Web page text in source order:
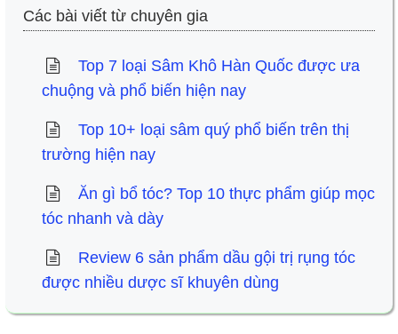
Các bài viết từ chuyên gia
Top 7 loại Sâm Khô Hàn Quốc được ưa
chuộng và phổ biến hiện nay
Top 10+ loại sâm quý phổ biến trên thị
trường hiện nay
Ăn gì bổ tóc? Top 10 thực phẩm giúp mọc
tóc nhanh và dày
Review 6 sản phẩm dầu gội trị rụng tóc
được nhiều dược sĩ khuyên dùng